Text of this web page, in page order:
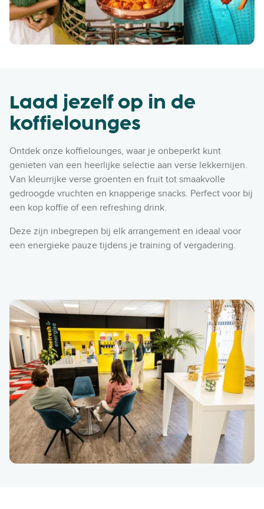
Laad jezelf op in de
koffielounges
Ontdek onze koffielounges, waar je onbeperkt kunt
genieten van een heerlijke selectie aan verse lekkernijen.
Van kleurrijke verse groenten en fruit tot smaakvolle
gedroogde vruchten en knapperige snacks. Perfect voor bij
een kop koffie of een refreshing drink.
Deze zijn inbegrepen bij elk arrangement en ideaal voor
een energieke pauze tijdens je training of vergadering.